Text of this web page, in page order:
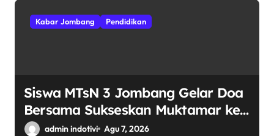
Kabar Jombang Pendidikan
Siswa MTsN 3 Jombang Gelar Doa
Bersama Sukseskan Muktamar ke-
35 NU di Tambakberas
admin indotivi Agu 7, 2026